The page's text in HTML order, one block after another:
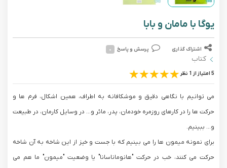
یوگا با مامان و بابا
اشتراک گذاری پرسش و پاسخ ۰
کتاب
5 امتیاز از 1 نظر
می توانیم با نگاهی دقیق و موشکافانه به اطراف، همین اشکال، فرم ها و
حرکت ها را در کارهای روزمره خودمان، پدر، مائر و... در وسایل کارمان، در طبیعت
و... ببینیم.
برای نمونه میمون ها را می بینیم که با جست و خیز از این شاخه به آن شاخه
حرکت می کنند، خب در حرکت "هانوماناسانا" یا وضعیت "میمون" ما هم می